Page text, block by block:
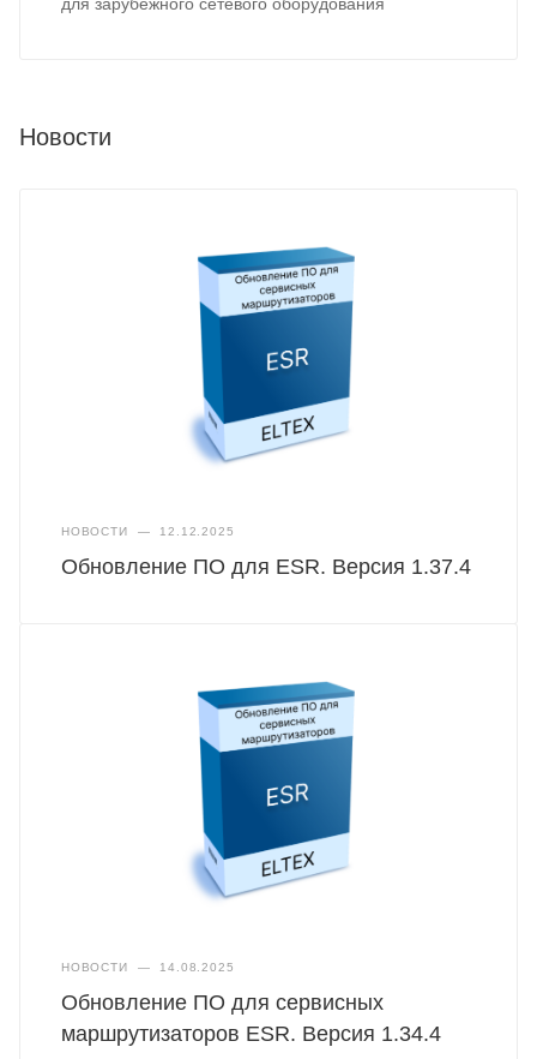
Новости
НОВОСТИ — 12.12.2025
Обновление ПО для ESR. Версия 1.37.4
НОВОСТИ — 14.08.2025
Обновление ПО для сервисных
маршрутизаторов ESR. Версия 1.34.4